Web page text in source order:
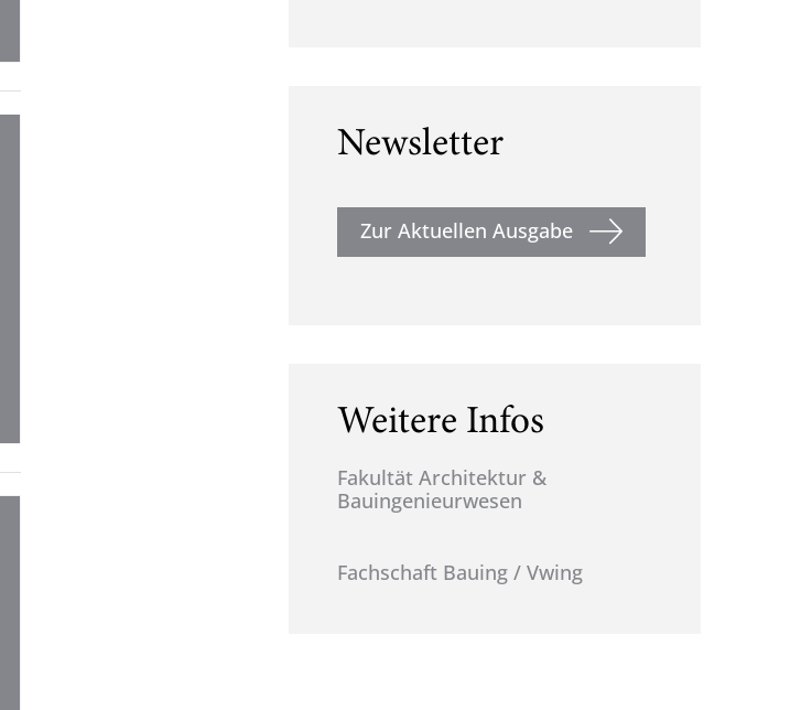
Newsletter
Zur Aktuellen Ausgabe
Weitere Infos
Fakultät Architektur &
Bauingenieurwesen
Fachschaft Bauing / Vwing